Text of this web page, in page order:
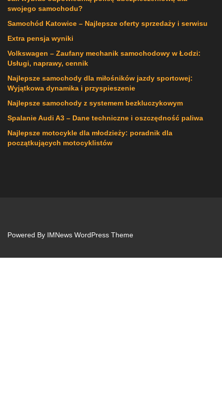
swojego samochodu?
Samochód Katowice – Najlepsze oferty sprzedaży i serwisu
Extra pensja wyniki
Volkswagen – Zaufany mechanik samochodowy w Łodzi:
Usługi, naprawy, cennik
Najlepsze samochody dla miłośników jazdy sportowej:
Wyjątkowa dynamika i przyspieszenie
Najlepsze samochody z systemem bezkluczykowym
Spalanie Audi A3 – Dane techniczne i oszczędność paliwa
Najlepsze motocykle dla młodzieży: poradnik dla
początkujących motocyklistów
Powered By IMNews WordPress Theme